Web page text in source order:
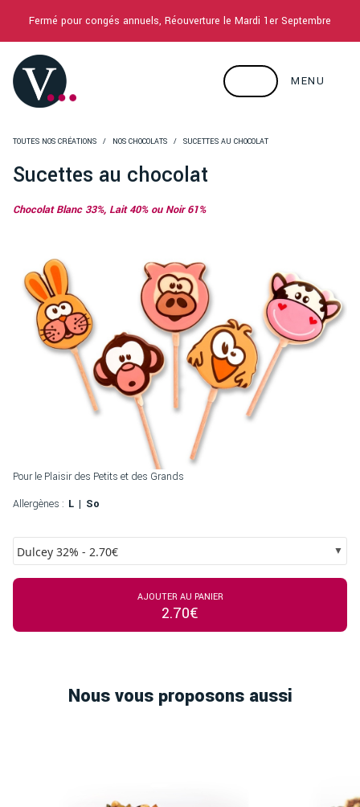
Fermé pour congés annuels, Réouverture le Mardi 1er Septembre
TOUTES NOS CRÉATIONS NOS CHOCOLATS SUCETTES AU CHOCOLAT
MENU
Dulcey 32% - 2.70€
AJOUTER AU PANIER
2.70€
Sucettes au chocolat
Chocolat Blanc 33%, Lait 40% ou Noir 61%
Pour le Plaisir des Petits et des Grands
Allergènes : L So
Nous vous proposons aussi